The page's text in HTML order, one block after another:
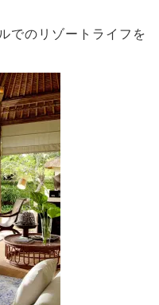
でのリゾートライフを